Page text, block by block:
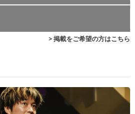
> 掲載をご希望の方はこちら